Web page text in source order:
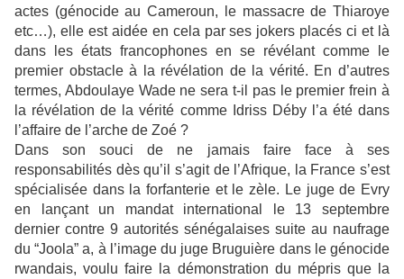
actes (génocide au Cameroun, le massacre de Thiaroye
etc…), elle est aidée en cela par ses jokers placés ci et là
dans les états francophones en se révélant comme le
premier obstacle à la révélation de la vérité. En d’autres
termes, Abdoulaye Wade ne sera t-il pas le premier frein à
la révélation de la vérité comme Idriss Déby l’a été dans
l’affaire de l’arche de Zoé ?
Dans son souci de ne jamais faire face à ses
responsabilités dès qu’il s’agit de l’Afrique, la France s’est
spécialisée dans la forfanterie et le zèle. Le juge de Evry
en lançant un mandat international le 13 septembre
dernier contre 9 autorités sénégalaises suite au naufrage
du “Joola” a, à l’image du juge Bruguière dans le génocide
rwandais, voulu faire la démonstration du mépris que la